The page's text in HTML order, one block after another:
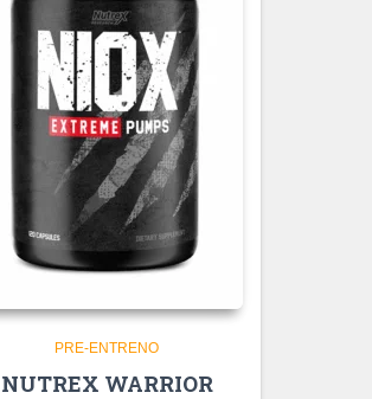
PRE-ENTRENO
NUTREX WARRIOR